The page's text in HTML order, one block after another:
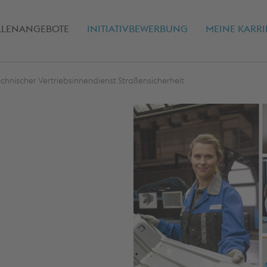
(AKTUELL)
INITIATIVBEWERBUNG MEINE
Vertriebsinnendienst Straßensicherheit